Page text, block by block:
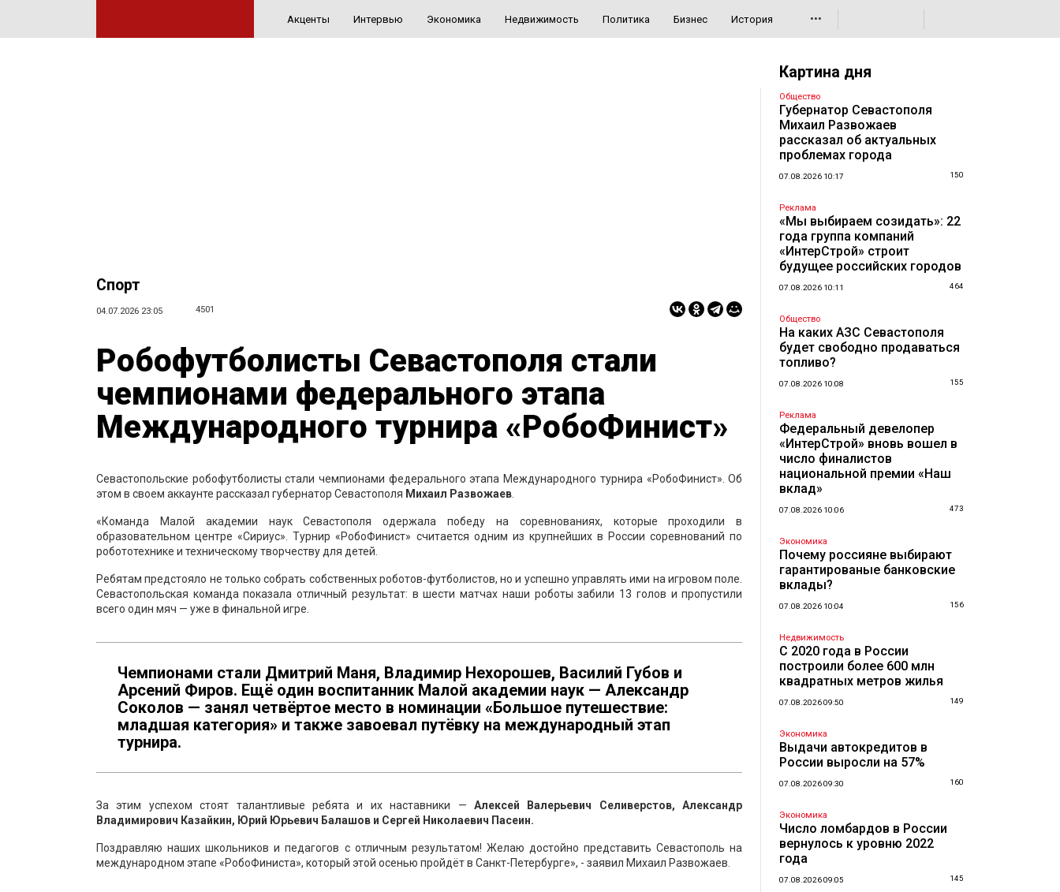
Акценты Интервью Экономика Недвижимость Политика Бизнес История •••
Спорт
04.07.2026 23:05 4501
Робофутболисты Севастополя стали
чемпионами федерального этапа
Международного турнира «РобоФинист»
Севастопольские робофутболисты стали чемпионами федерального этапа Международного турнира «РобоФинист». Об
этом в своем аккаунте рассказал губернатор Севастополя Михаил Развожаев
«Команда Малой академии наук Севастополя одержала победу на соревнованиях, которые проходили в
образовательном центре «Сириус». Турнир «РобоФинист» считается одним из крупнейших в России соревнований по
робототехнике и техническому творчеству для детей.
Ребятам предстояло не только собрать собственных роботов-футболистов, но и успешно управлять ими на игровом поле.
Севастопольская команда показала отличный результат: в шести матчах наши роботы забили 13 голов и пропустили
всего один мяч — уже в финальной игре.
Чемпионами стали Дмитрий Маня, Владимир Нехорошев, Василий Губов и
Арсений Фиров. Ещё один воспитанник Малой академии наук — Александр
Соколов — занял четвёртое место в номинации «Большое путешествие:
младшая категория» и также завоевал путёвку на международный этап
турнира.
За этим успехом стоят талантливые ребята и их наставники —Алексей Валерьевич Селиверстов, Александр
Владимирович Казайкин, Юрий Юрьевич Балашов и Сергей Николаевич Пасеин.
Поздравляю наших школьников и педагогов с отличным результатом! Желаю достойно представить Севастополь на
международном этапе «РобоФиниста», который этой осенью пройдёт в Санкт-Петербурге», - заявил Михаил Развожаев.
Картина дня
Общество
Губернатор Севастополя
Михаил Развожаев
рассказал об актуальных
проблемах города
07.08.2026 10:17 150
Реклама
«Мы выбираем созидать»: 22
года группа компаний
«ИнтерСтрой» строит
будущее российских городов
07.08.2026 10:11 464
Общество
На каких АЗС Севастополя
будет свободно продаваться
топливо?
07.08.2026 10:08 155
Реклама
Федеральный девелопер
«ИнтерСтрой» вновь вошел в
число финалистов
национальной премии «Наш
вклад»
07.08.2026 10:06 473
Экономика
Почему россияне выбирают
гарантированые банковские
вклады?
07.08.2026 10:04 156
Недвижимость
С 2020 года в России
построили более 600 млн
квадратных метров жилья
07.08.2026 09:50 149
Экономика
Выдачи автокредитов в
России выросли на 57%
07.08.2026 09:30 160
Экономика
Число ломбардов в России
вернулось к уровню 2022
года
07.08.2026 09:05 145